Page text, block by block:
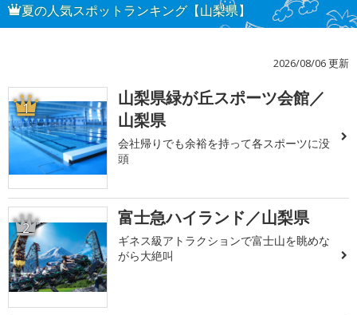
夏の人気スポットランキング【山梨県】
2026/08/06 更新
1
山梨県緑が丘スポーツ会館／
山梨県
会社帰りでも余裕を持って各スポーツに没
頭
2 富士急ハイランド／山梨県
ギネス級アトラクションで富士山を眺めな
がら大絶叫